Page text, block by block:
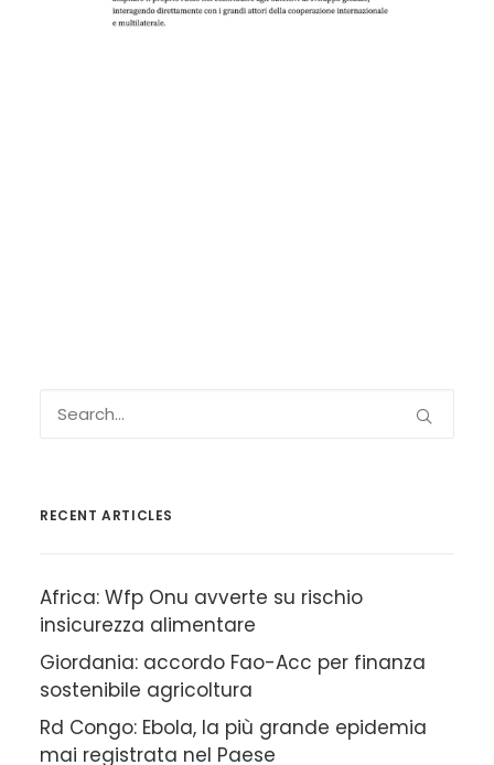
RECENT ARTICLES
Africa: Wfp Onu avverte su rischio
insicurezza alimentare
Giordania: accordo Fao-Acc per finanza
sostenibile agricoltura
Rd Congo: Ebola, la più grande epidemia
mai registrata nel Paese